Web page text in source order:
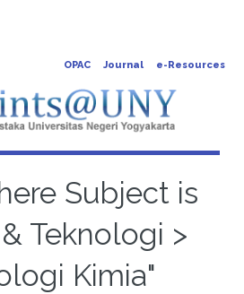
OPAC Journal e-Resources
Subject is
Teknologi >
Kimia"